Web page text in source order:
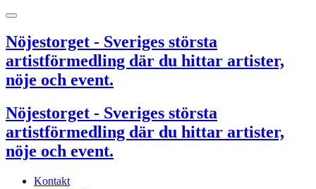
Nöjestorget - Sveriges största
artistförmedling där du hittar artister,
nöje och event.
Nöjestorget - Sveriges största
artistförmedling där du hittar artister,
nöje och event.
Kontakt